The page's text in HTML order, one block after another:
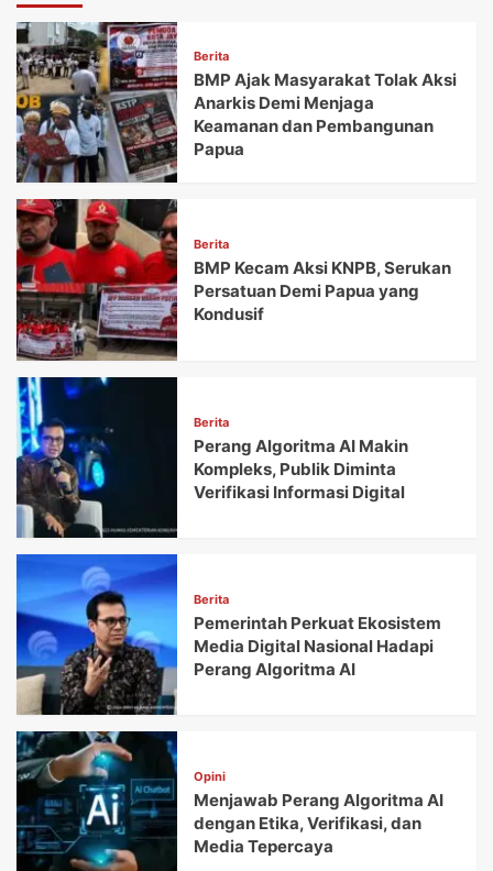
Berita
BMP Ajak Masyarakat Tolak Aksi
Anarkis Demi Menjaga
Keamanan dan Pembangunan
Papua
Berita
BMP Kecam Aksi KNPB, Serukan
Persatuan Demi Papua yang
Kondusif
Berita
Perang Algoritma AI Makin
Kompleks, Publik Diminta
Verifikasi Informasi Digital
Berita
Pemerintah Perkuat Ekosistem
Media Digital Nasional Hadapi
Perang Algoritma AI
Opini
Menjawab Perang Algoritma AI
dengan Etika, Verifikasi, dan
Media Tepercaya